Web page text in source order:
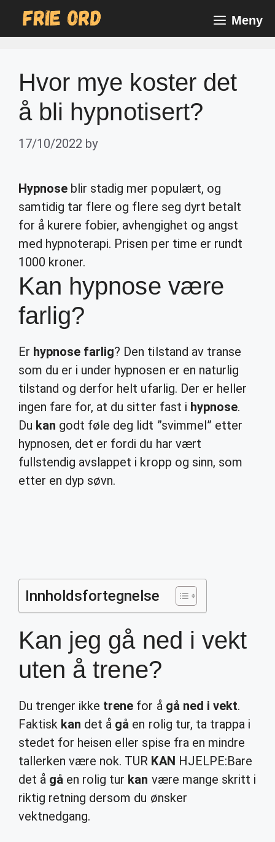
Meny
Hvor mye koster det
å bli hypnotisert?
17/10/2022 by
Hypnose blir stadig mer populært, og
samtidig tar flere og flere seg dyrt betalt
for å kurere fobier, avhengighet og angst
med hypnoterapi. Prisen per time er rundt
1000 kroner.
Kan hypnose være
farlig?
Er hypnose farlig? Den tilstand av transe
som du er i under hypnosen er en naturlig
tilstand og derfor helt ufarlig. Der er heller
ingen fare for, at du sitter fast i hypnose.
Du kan godt føle deg lidt ”svimmel” etter
hypnosen, det er fordi du har vært
fullstendig avslappet i kropp og sinn, som
etter en dyp søvn.
Innholdsfortegnelse
Kan jeg gå ned i vekt
uten å trene?
Du trenger ikke trene for å gå ned i vekt.
Faktisk kan det å gå en rolig tur, ta trappa i
stedet for heisen eller spise fra en mindre
tallerken være nok. TUR KAN HJELPE:Bare
det å gå en rolig tur kan være mange skritt i
riktig retning dersom du ønsker
vektnedgang.